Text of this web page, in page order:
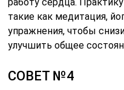
такие как медитация,
упражнения, чтобы
улучшить общее
СОВЕТ №4